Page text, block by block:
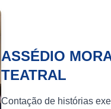
ASSÉDIO
TEATRAL
Contação de histórias